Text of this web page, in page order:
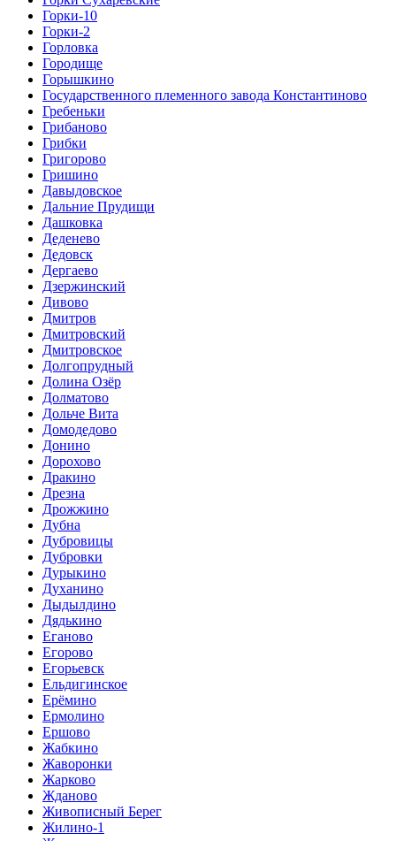
Горки-10
Горки-2
Горловка
Городище
Горышкино
Государственного племенного завода Константиново
Гребеньки
Грибаново
Грибки
Григорово
Гришино
Давыдовское
Дальние Прудищи
Дашковка
Деденево
Дедовск
Дергаево
Дзержинский
Дивово
Дмитров
Дмитровский
Дмитровское
Долгопрудный
Долина Озёр
Долматово
Дольче Вита
Домодедово
Донино
Дорохово
Дракино
Дрезна
Дрожжино
Дубна
Дубровицы
Дубровки
Дурыкино
Духанино
Дыдылдино
Дядькино
Еганово
Егорово
Егорьевск
Ельдигинское
Ерёмино
Ермолино
Ершово
Жабкино
Жаворонки
Жарково
Жданово
Живописный Берег
Жилино-1